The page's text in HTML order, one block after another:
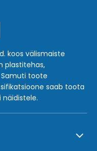
koos välismaiste
plastitehas,
toote
saab toota